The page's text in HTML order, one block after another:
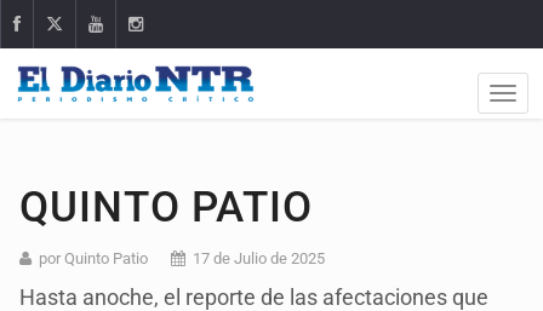
QUINTO PATIO
por Quinto Patio 17 de Julio de 2025
Hasta anoche, el reporte de las afectaciones que